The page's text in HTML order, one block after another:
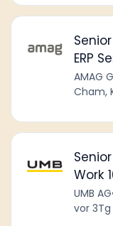
ERP
AMAG
Cham,
Work
UMB AG
vor 3Tg